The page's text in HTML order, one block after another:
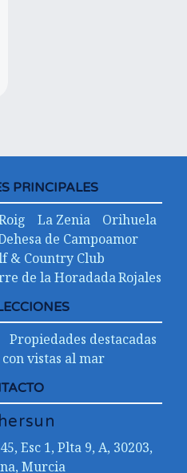
PRINCIPALES
La Zenia
Orihuela
de Campoamor
& Country Club
de la HoradadaRojales
Propiedades destacadas
vistas al mar
Esc 1, Plta 9, A, 30203,
Murcia